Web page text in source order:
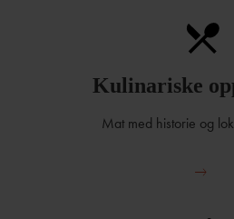
Kulinariske
Mat med historie og